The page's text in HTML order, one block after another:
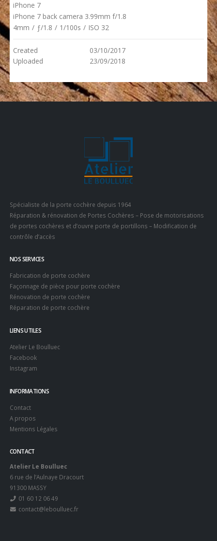
iPhone 7
iPhone 7 back camera 3.99mm f/1.8
4mm / ƒ/1.8 / 1/100s / ISO 32
Created
03/10/2017
Uploaded
23/09/2018
Spécialiste de la porte cochère depuis 1964
Réparation & rénovation de Portes Cochères – Pose de motorisations
de portes cochères et d’ouvre porte de portillons – Modification de
contrôle d’accès
NOS SERVICES
Fabrication de porte cochère
Façonnage de pièce pour porte cochère
Rénovation de porte cochère
Réparation de porte cochère
LIENS UTILES
Atelier Le Boulluec
Facebook
Instagram
INFORMATIONS
Contact
A propos
Mentions Légales
CONTACT
Atelier Le Boulluec
6 rue de l’Aulnaye Dracourt
91300 MASSY
01 60 12 06 49
contact@leboulluec.fr